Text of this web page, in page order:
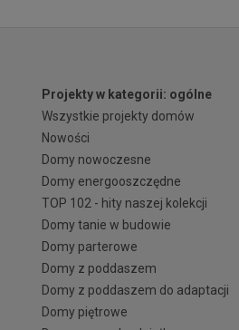
Projekty w kategorii: ogólne
Wszystkie projekty domów
Nowości
Domy nowoczesne
Domy energooszczędne
TOP 102 - hity naszej kolekcji
Domy tanie w budowie
Domy parterowe
Domy z poddaszem
Domy z poddaszem do adaptacji
Domy piętrowe